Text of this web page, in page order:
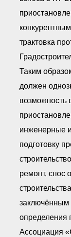
трактовка
Таким
должен
возможность
инженерные
подготовку
ремонт, снос
заключённым
определения
Ассоциация